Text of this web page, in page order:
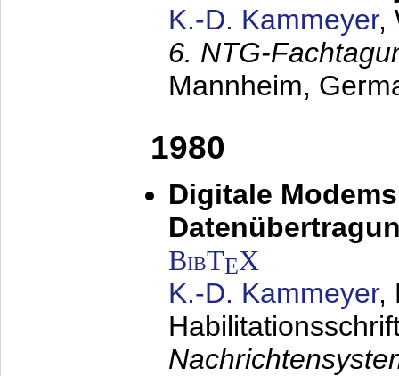
K.-D. Kammeyer,
6. NTG-
Mannheim,
1980
Digitale
BibTEX
K.-D. Kammeyer,